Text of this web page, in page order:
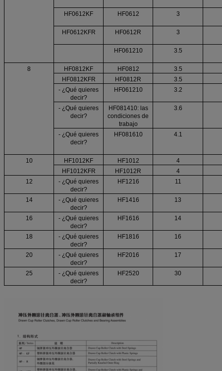
HF0612KF HF0612 3
HF0612KFR HF0612R 3
HF061210 3.5
8 HF0812KF HF0812
3.5
HF0812KFR
HF0812R
3.5
- ¿Qué quieres
decir?
HF061210 3.2
- ¿Qué quieres
decir?
HF081410: las
condiciones de
trabajo
3.6
- ¿Qué quieres
decir?
HF081610 4.1
10 HF1012KF HF1012
4
HF1012KFR
HF1012R
4
12
- ¿Qué quieres
decir?
HF1216 11
14
- ¿Qué quieres
decir?
HF1416 13
16
- ¿Qué quieres
decir?
HF1616 14
18
- ¿Qué quieres
decir?
HF1816 16
20
- ¿Qué quieres
decir?
HF2016 17
25
- ¿Qué quieres
decir?
HF2520 30